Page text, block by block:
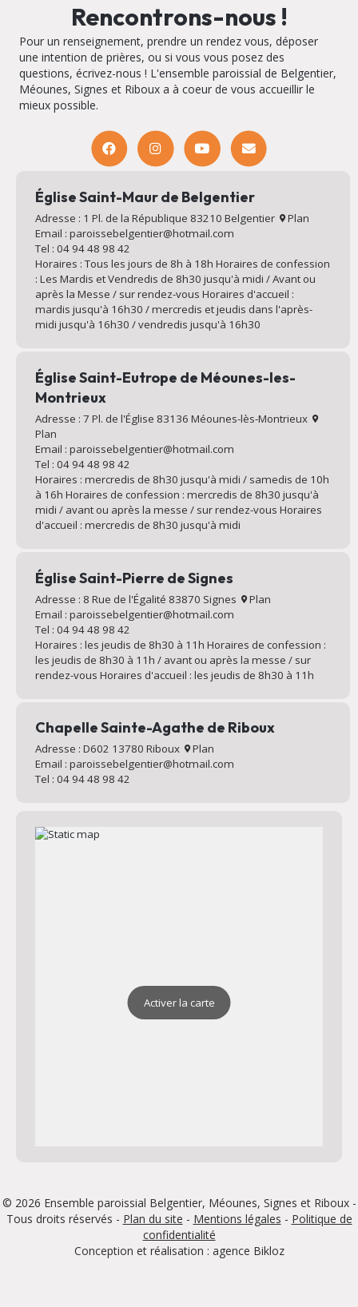
Rencontrons-nous !
Pour un renseignement, prendre un rendez vous, déposer
une intention de prières, ou si vous vous posez des
questions, écrivez-nous ! L'ensemble paroissial de Belgentier,
Méounes, Signes et Riboux a à coeur de vous accueillir le
mieux possible.
Église Saint-Maur de Belgentier
Adresse : 1 Pl. de la République 83210 Belgentier
Plan
Email : paroissebelgentier@hotmail.com
Tel : 04 94 48 98 42
Horaires : Tous les jours de 8h à 18h Horaires de confession
: Les Mardis et Vendredis de 8h30 jusqu'à midi / Avant ou
après la Messe / sur rendez-vous Horaires d'accueil :
mardis jusqu'à 16h30 / mercredis et jeudis dans l'après-
midi jusqu'à 16h30 / vendredis jusqu'à 16h30
Église Saint-Eutrope de Méounes-les-
Montrieux
Adresse : 7 Pl. de l'Église 83136 Méounes-lès-Montrieux
Plan
Email : paroissebelgentier@hotmail.com
Tel : 04 94 48 98 42
Horaires : mercredis de 8h30 jusqu'à midi / samedis de 10h
à 16h Horaires de confession : mercredis de 8h30 jusqu'à
midi / avant ou après la messe / sur rendez-vous Horaires
d'accueil : mercredis de 8h30 jusqu'à midi
Église Saint-Pierre de Signes
Adresse : 8 Rue de l'Égalité 83870 Signes
Plan
Email : paroissebelgentier@hotmail.com
Tel : 04 94 48 98 42
Horaires : les jeudis de 8h30 à 11h Horaires de confession :
les jeudis de 8h30 à 11h / avant ou après la messe / sur
rendez-vous Horaires d'accueil : les jeudis de 8h30 à 11h
Chapelle Sainte-Agathe de Riboux
Adresse : D602 13780 Riboux
Plan
Email : paroissebelgentier@hotmail.com
Tel : 04 94 48 98 42
Activer la carte
© 2026 Ensemble paroissial Belgentier, Méounes, Signes et Riboux -
Tous droits réservés - Plan du site - Mentions légales - Politique de
confidentialité
Conception et réalisation : agence Bikloz